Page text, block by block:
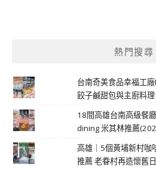
熱門搜尋
台南奇美食品幸福工
餃子鹹甜包與主廚料
18間高雄台南高級餐
dining 米其林推薦
高雄｜5個黃埔新村咖
推薦 老眷村再造懷舊